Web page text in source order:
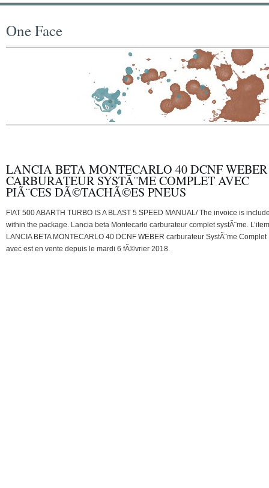
One Face
LANCIA BETA MONTECARLO 40 DCNF WEBER
CARBURATEUR SYSTÃ¨ME COMPLET AVEC
PIÃ¨CES DÃ©TACHÃ©ES PNEUS
FIAT 500 ABARTH TURBO IS A BLAST 5 SPEED MANUAL/ The invoice is
within the package. Lancia beta Montecarlo carburateur complet systÃ¨me. L’item
LANCIA BETA MONTECARLO 40 DCNF WEBER carburateur SystÃ¨me Complet
avec est en vente depuis le mardi 6 fÃ©vrier 2018.